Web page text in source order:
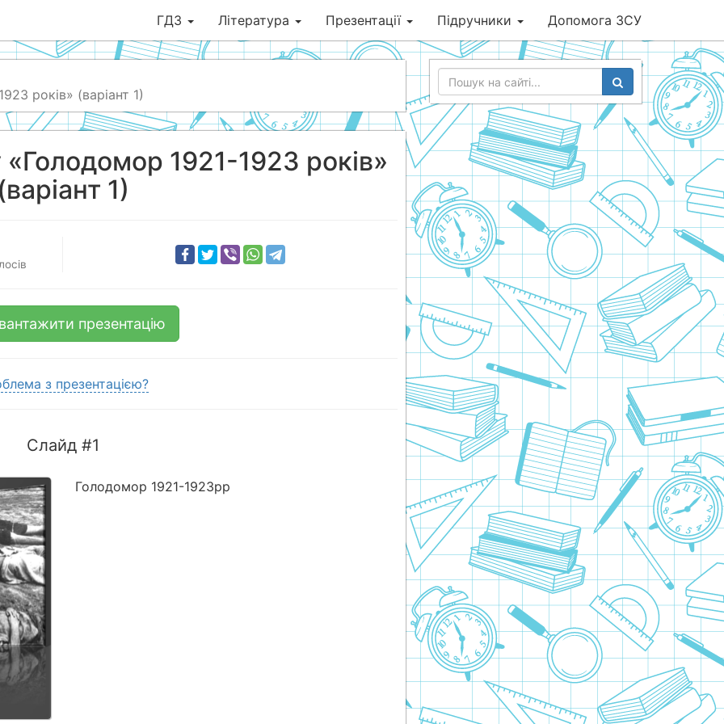
ГДЗ Література Презентації Підручники Допомога ЗСУ
років» (варіант 1)
1921-1923 років»
1)
презентацію
з презентацією?
Слайд #1
Голодомор 1921-1923рр